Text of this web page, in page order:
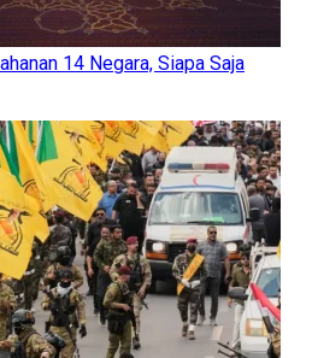
14 Negara, Siapa Saja